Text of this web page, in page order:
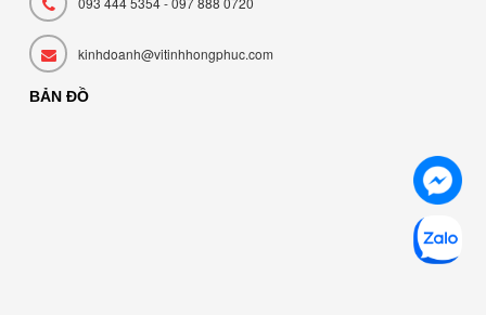
kinhdoanh@vitinhhongphuc.com
BẢN ĐỒ